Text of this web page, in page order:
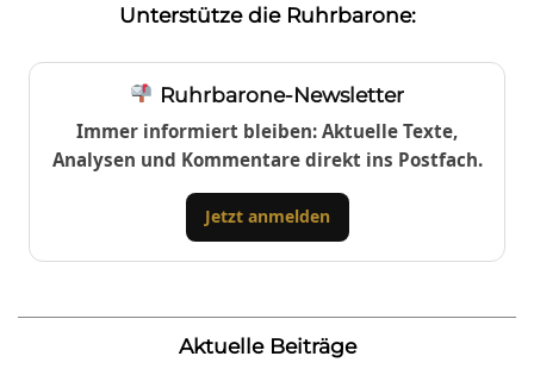
Unterstütze die Ruhrbarone:
Ruhrbarone-Newsletter
Immer informiert bleiben: Aktuelle Texte,
Analysen und Kommentare direkt ins Postfach.
Jetzt anmelden
Aktuelle Beiträge